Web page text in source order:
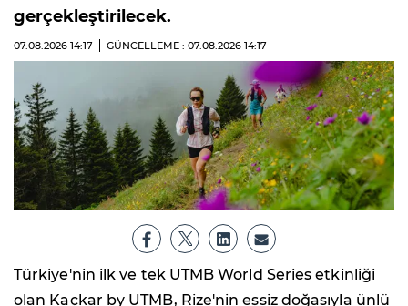
gerçekleştirilecek.
07.08.2026 14:17 GÜNCELLEME : 07.08.2026 14:17
Türkiye'nin ilk ve tek UTMB World Series etkinliği
olan Kaçkar by UTMB, Rize'nin eşsiz doğasıyla ünlü